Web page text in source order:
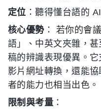
定位 ：聽得懂台語的
核心優勢： 若你的會
語」、中英文夾雜，
稿的辨識表現優異。
影片網址轉換，還能
者的能力也相当出色。
限制與考量 ：